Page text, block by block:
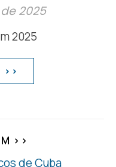
2025
>>
>>